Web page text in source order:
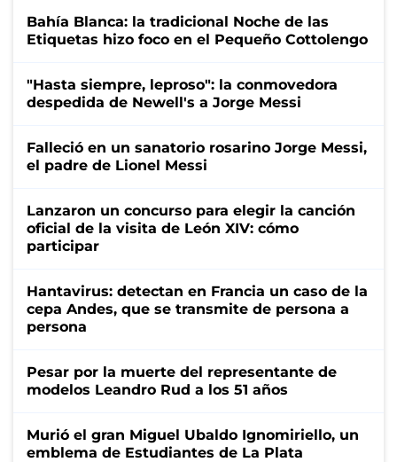
Bahía Blanca: la tradicional Noche de las
Etiquetas hizo foco en el Pequeño Cottolengo
"Hasta siempre, leproso": la conmovedora
despedida de Newell's a Jorge Messi
Falleció en un sanatorio rosarino Jorge Messi,
el padre de Lionel Messi
Lanzaron un concurso para elegir la canción
oficial de la visita de León XIV: cómo
participar
Hantavirus: detectan en Francia un caso de la
cepa Andes, que se transmite de persona a
persona
Pesar por la muerte del representante de
modelos Leandro Rud a los 51 años
Murió el gran Miguel Ubaldo Ignomiriello, un
emblema de Estudiantes de La Plata